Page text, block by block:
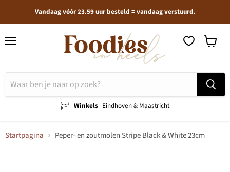
Vandaag vóór 23.59 uur besteld = vandaag verstuurd.
Winkels Eindhoven & Maastricht
Startpagina Peper- en zoutmolen Stripe Black & White 23cm